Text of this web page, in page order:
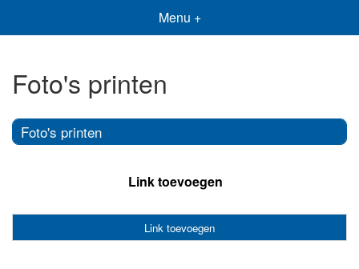
Menu +
Foto's printen
Foto's printen
Link toevoegen
Link toevoegen